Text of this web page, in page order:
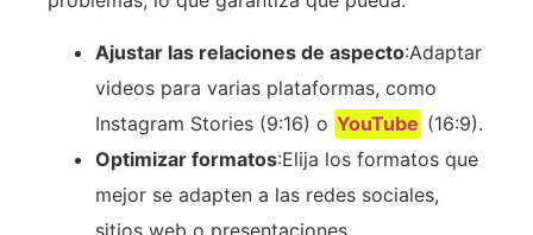
Ajustar las relaciones de aspecto:Adaptar
videos para varias plataformas, como
Instagram Stories (9:16) o YouTube (16:9).
Optimizar formatos:Elija los formatos que
mejor se adapten a las redes sociales,